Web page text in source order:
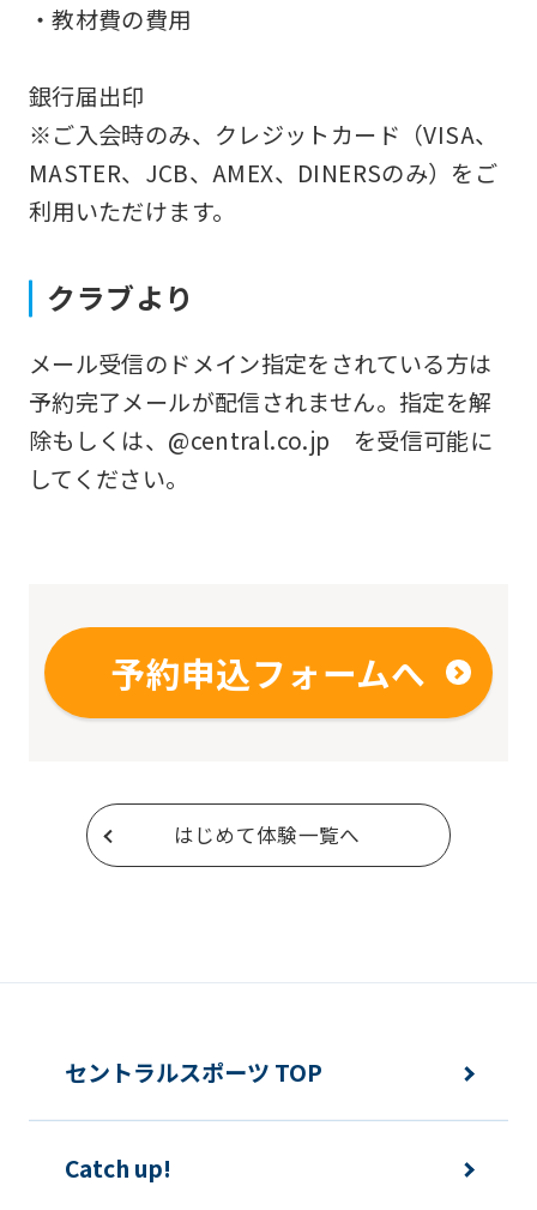
・教材費の費用
銀行届出印
※ご入会時のみ、クレジットカード（VISA、
MASTER、JCB、AMEX、DINERSのみ）をご
利用いただけます。
クラブより
メール受信のドメイン指定をされている方は
予約完了メールが配信されません。指定を解
除もしくは、@central.co.jp を受信可能に
してください。
予約申込フォームへ
はじめて体験一覧へ
ask
that
before
using
the
セントラルスポーツ TOP
Catch up!